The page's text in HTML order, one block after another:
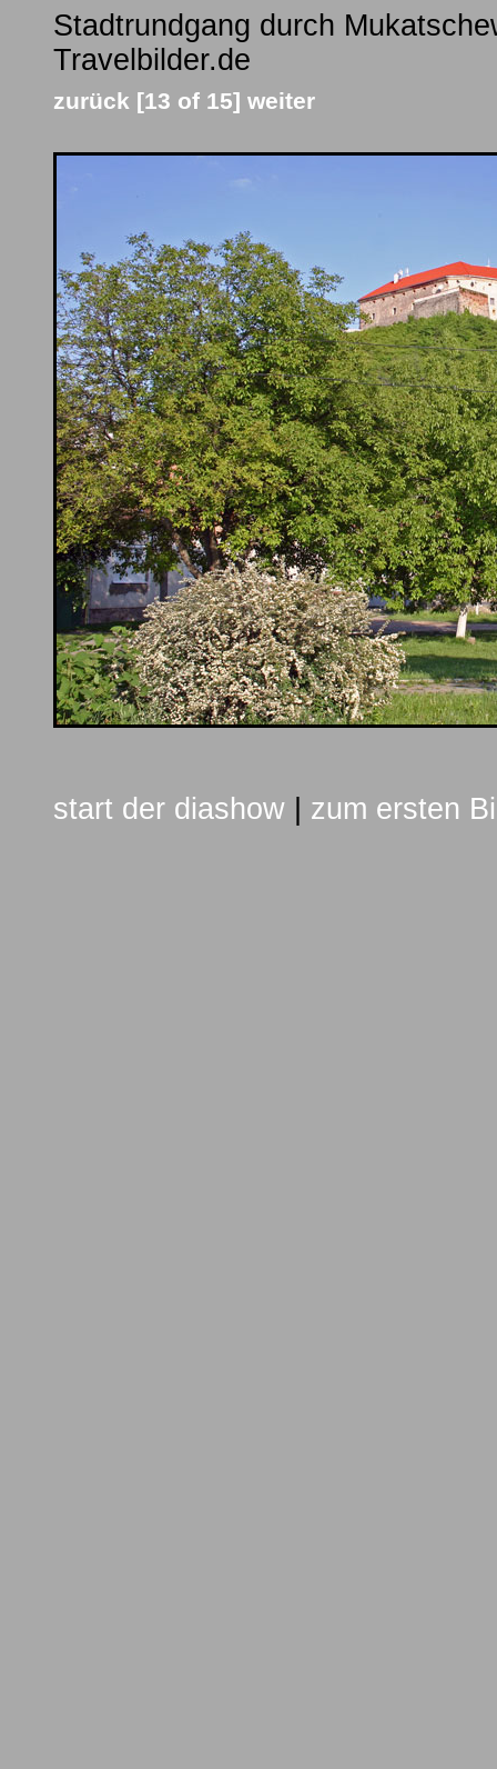
Stadtrundgang durch
Travelbilder.de
zurück [13 of 15] weiter
start der diashow zum ersten